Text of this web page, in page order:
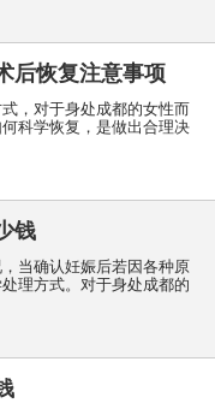
后恢复注意事项
，对于身处成都的女性而
科学恢复，是做出合理决
钱
当确认妊娠后若因各种原
理方式。对于身处成都的